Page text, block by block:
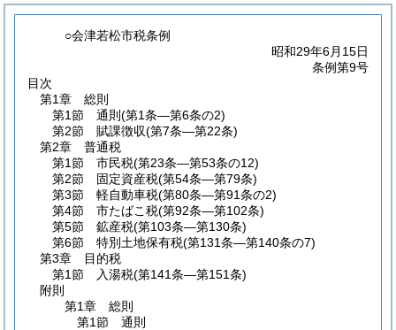
○会津若松市税条例
昭和29年6月15日
条例第9号
目次
第1章
総則
第1節
通則 (第1条―第6条の2)
第2節
賦課徴収(第7条―第22条)
第2章
普通税
第1節
市民税(第23条―第53条の12)
第2節
固定資産税(第54条―第79条)
第3節
軽自動車税(第80条―第91条の2)
第4節
市たばこ税(第92条―第102条)
第5節
鉱産税(第103条―第130条)
第6節
特別土地保有税(第131条―第140条の7)
第3章
目的税
第1節
入湯税(第141条―第151条)
附則
第1章
総則
第1節
通則